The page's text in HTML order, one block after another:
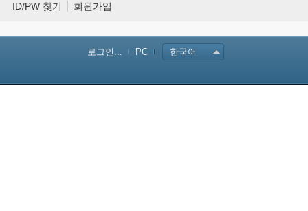
ID/PW 찾기 회원가입
로그인... PC 한국어